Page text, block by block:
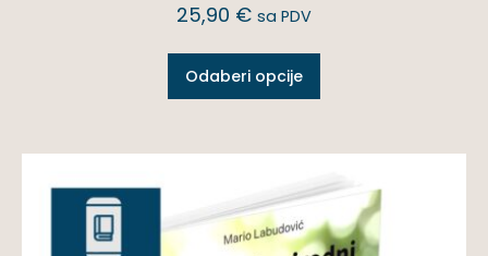
25,90 € sa PDV
Odaberi opcije